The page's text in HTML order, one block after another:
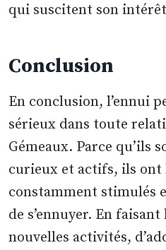
qui suscitent son
Conclusion
En conclusion, l’ennui
sérieux dans toute
Gémeaux. Parce qu’ils
curieux et actifs, ils ont
constamment stimulés
de s’ennuyer. En
nouvelles activités,